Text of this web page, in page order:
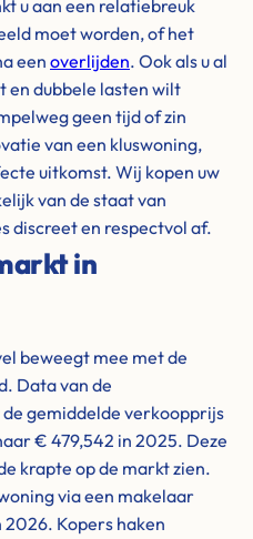
u aan een relatiebreuk
moet worden, of het
eenoverlijden. Ook als u al
en dubbele lasten wilt
geen tijd of zin
van een kluswoning,
uitkomst. Wij kopen uw
van de staat van
discreet en respectvol af.
in
beweegt mee met de
Data van de
gemiddelde verkoopprijs
€ 479,542 in 2025. Deze
krapte op de markt zien.
via een makelaar
Kopers haken